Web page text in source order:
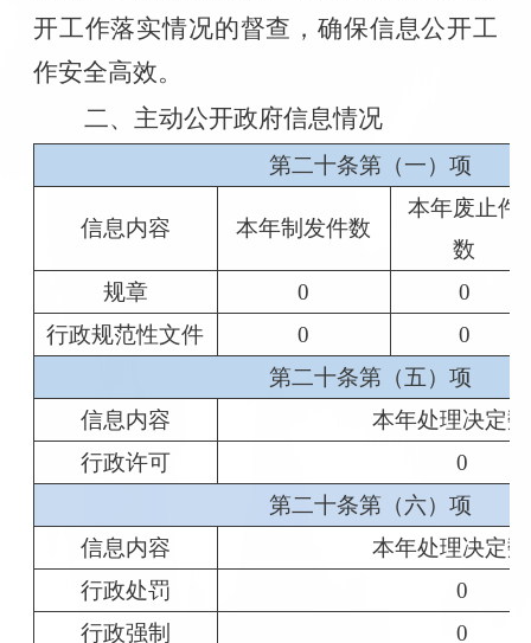
开工作落实情况的督查，确保信息公开工
作安全高效。
二、主动公开政府信息情况
第二十条第（一）项
信息内容 本年制发件数
本年废止件
数
规章
0
0
行政规范性文件
0
0
第二十条第（五）项
信息内容
本年处理决定
行政许可
0
第二十条第（六）项
信息内容
本年处理决定
行政处罚
0
行政强制
0